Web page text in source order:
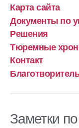
Карта сайта
Документы по
Решения
Тюремные
Контакт
Заметки